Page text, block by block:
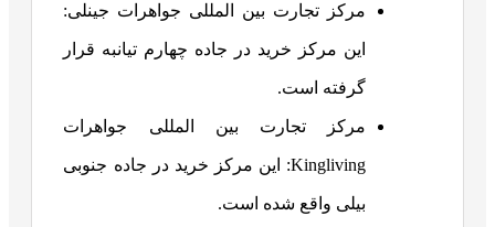
مرکز تجارت بین المللی جواهرات جینلی:
این مرکز خرید در جاده چهارم تیانبه قرار
گرفته است.
مرکز تجارت بین المللی جواهرات
Kingliving: این مرکز خرید در جاده جنوبی
بیلی واقع شده است.